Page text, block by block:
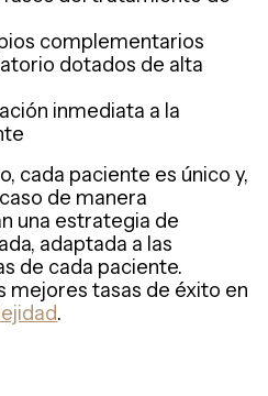
complementarios
dotados de alta
inmediata a la
cada paciente es único y,
de manera
una estrategia de
adaptada a las
de cada paciente.
mejores tasas de éxito en
.